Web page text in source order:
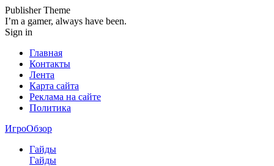
Publisher Theme
I’m a gamer, always have been.
Sign in
Главная
Контакты
Лента
Карта сайта
Реклама на сайте
Политика
ИгроОбзор
Гайды
Гайды